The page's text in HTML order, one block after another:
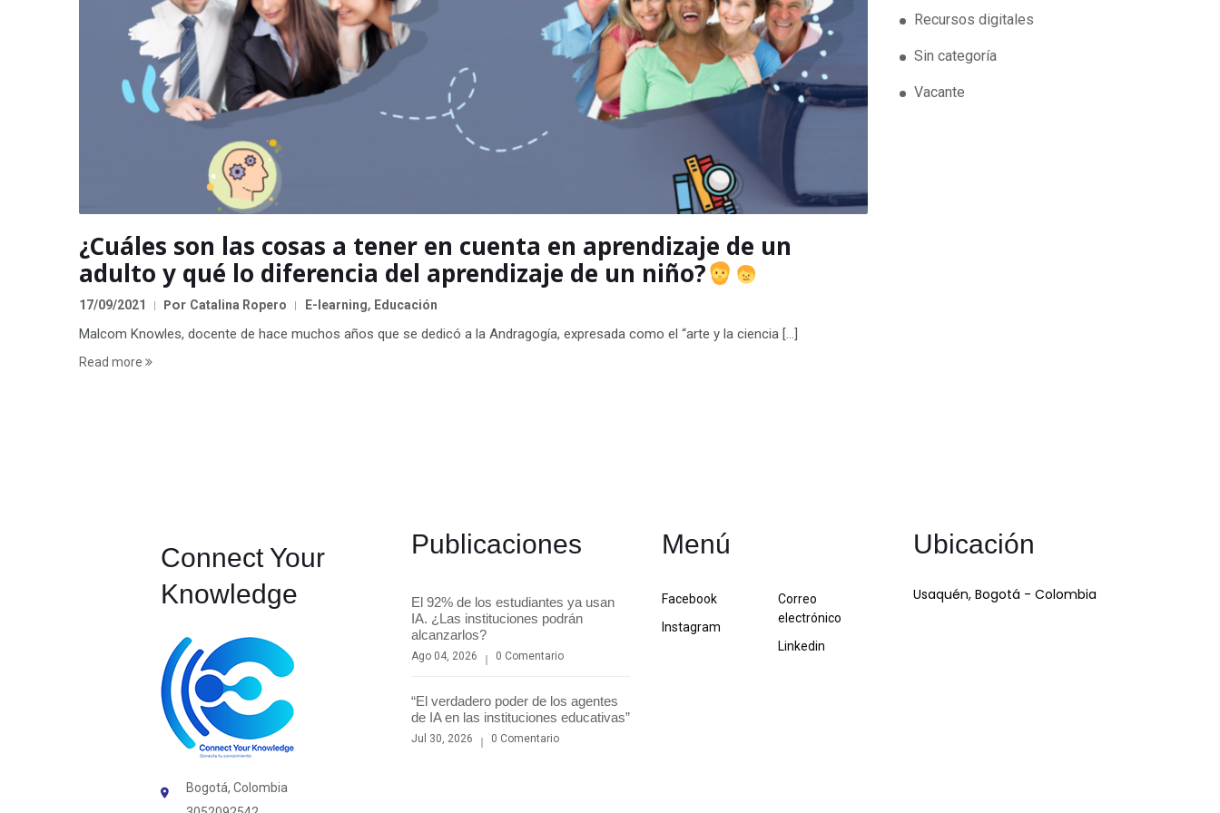
¿Cuáles son las cosas a tener en cuenta en aprendizaje de un
adulto y qué lo diferencia del aprendizaje de un niño?
17/09/2021 Por Catalina Ropero E-learning, Educación
Malcom Knowles, docente de hace muchos años que se dedicó a la Andragogía, expresada como el “arte y la ciencia […]
Read more
Recursos digitales
Sin categoría
Vacante
Connect Your
Knowledge
Bogotá, Colombia
Publicaciones
El 92% de los estudiantes ya usan
IA. ¿Las instituciones podrán
alcanzarlos?
Ago 04, 2026 0 Comentario
“El verdadero poder de los agentes
de IA en las instituciones educativas”
Jul 30, 2026 0 Comentario
Menú
Facebook
Instagram
Correo
electrónico
Linkedin
Ubicación
Usaquén, Bogotá - Colombia